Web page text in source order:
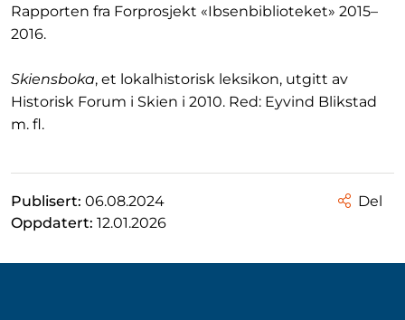
Rapporten fra Forprosjekt «Ibsenbiblioteket» 2015–
2016.
Skiensboka, et lokalhistorisk leksikon, utgitt av
Historisk Forum i Skien i 2010. Red: Eyvind Blikstad
m. fl.
Publisert: 06.08.2024
Oppdatert: 12.01.2026
Del